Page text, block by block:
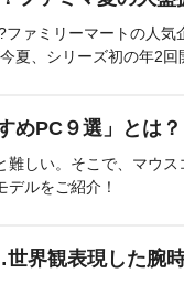
ァミリーマートの人気
夏、シリーズ初の年2回
めPC９選」とは？
難しい。そこで、マウ
ルをご紹介！
世界観表現した腕